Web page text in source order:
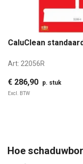
CaluClean
Art: 22056R
€ 286,90 p. stuk
Excl. BTW
Hoe